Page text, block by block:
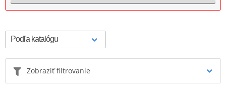
Zobraziť filtrovanie